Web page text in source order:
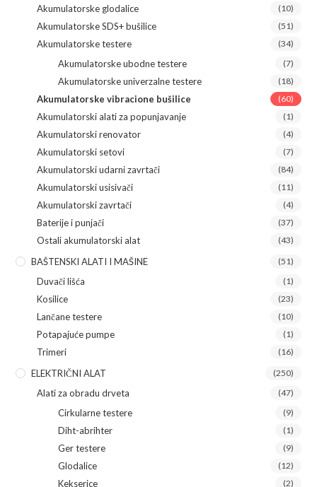
Akumulatorske glodalice (10)
Akumulatorske SDS+ bušilice (51)
Akumulatorske testere (34)
Akumulatorske ubodne testere (7)
Akumulatorske univerzalne testere (18)
Akumulatorske vibracione bušilice (60)
Akumulatorski alati za popunjavanje (1)
Akumulatorski renovator (4)
Akumulatorski setovi (7)
Akumulatorski udarni zavrtači (84)
Akumulatorski usisivači (11)
Akumulatorski zavrtači (4)
Baterije i punjači (37)
Ostali akumulatorski alat (43)
BAŠTENSKI ALATI I MAŠINE (51)
Duvači lišća (1)
Kosilice (23)
Lančane testere (10)
Potapajuće pumpe (1)
Trimeri (16)
ELEKTRIČNI ALAT (250)
Alati za obradu drveta (47)
Cirkularne testere (9)
Diht-abrihter (1)
Ger testere (9)
Glodalice (12)
Kekserice (2)